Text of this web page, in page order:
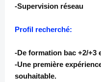
-Supervision réseau
Profil recherché:
-De formation bac +2/+3
-Une première
souhaitable.